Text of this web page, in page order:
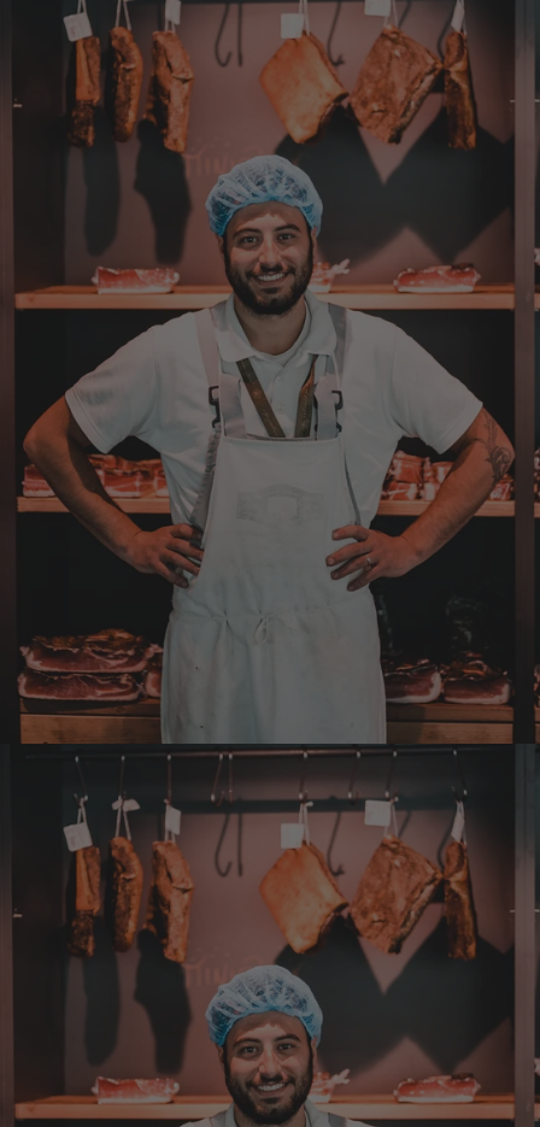
immer wieder bestellen. 👍🤤🤤❤️
7.8.2026
Ellen
Verifizierter Kunde
Eurer Speck 🥓 ist einfach zum reinknien. Der
Geschmack… wie auf Wolke sieben.
Wolfgang
Verifizierter Kunde
Qualität, Geschmack die Lieferung und die
Verpackung, alles super. Bei kleinen
Problemen wurde sofort geholfen. Hier kann
man ohne bedenken bestellen.
7.8.2026
Steffi
Verifizierter Kunde
Sehr gute Produkte und auch eine schnelle
Lieferung. Produkte auch lange haltbar.
7.8.2026
Bernhard
Die Ware wurde sehr schnell geliefert und ich
habe sie dann auch gleich probiert und es ist
natürlich ein wunderbarer Geschmack aus
Tirol und ich bin froh, dass sie so eine gute
Qualität liefert
7.8.2026
Christa
Verifizierter Kunde
Der Schinken schmeckt sehr gut durch die
Bergkräuter. Ich würde mir wünschen
einzelne Teile zu bestellen. Meistens sind es
Pakete. Bin Rentnerin und brauche nicht so
viel.
7.8.2026